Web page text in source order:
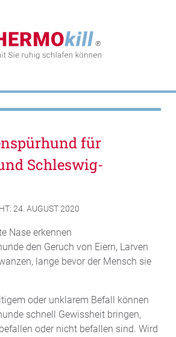
für
Schleswig-
24. AUGUST 2020
Nase erkennen
den Geruch von Eiern, Larven
lange bevor der Mensch sie
oder unklarem Befall können
schnell Gewissheit bringen,
oder nicht befallen sind. Wird